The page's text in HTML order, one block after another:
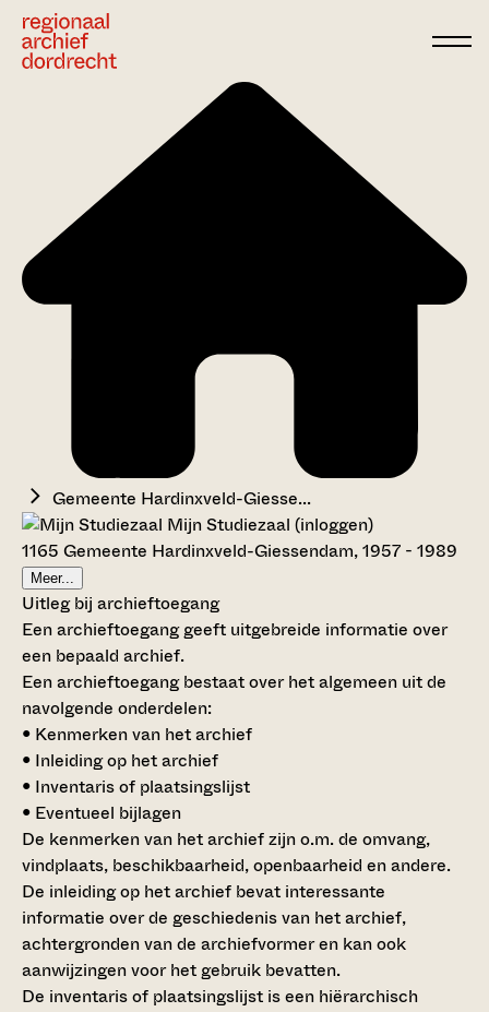
Gemeente Hardinxveld-Giesse...
Mijn Studiezaal (inloggen)
1165 Gemeente Hardinxveld-Giessendam, 1957 - 1989
Meer...
Uitleg bij archieftoegang
Een archieftoegang geeft uitgebreide informatie over
een bepaald archief.
Een archieftoegang bestaat over het algemeen uit de
navolgende onderdelen:
• Kenmerken van het archief
• Inleiding op het archief
• Inventaris of plaatsingslijst
• Eventueel bijlagen
De kenmerken van het archief zijn o.m. de omvang,
vindplaats, beschikbaarheid, openbaarheid en andere.
De inleiding op het archief bevat interessante
informatie over de geschiedenis van het archief,
achtergronden van de archiefvormer en kan ook
aanwijzingen voor het gebruik bevatten.
De inventaris of plaatsingslijst is een hiërarchisch